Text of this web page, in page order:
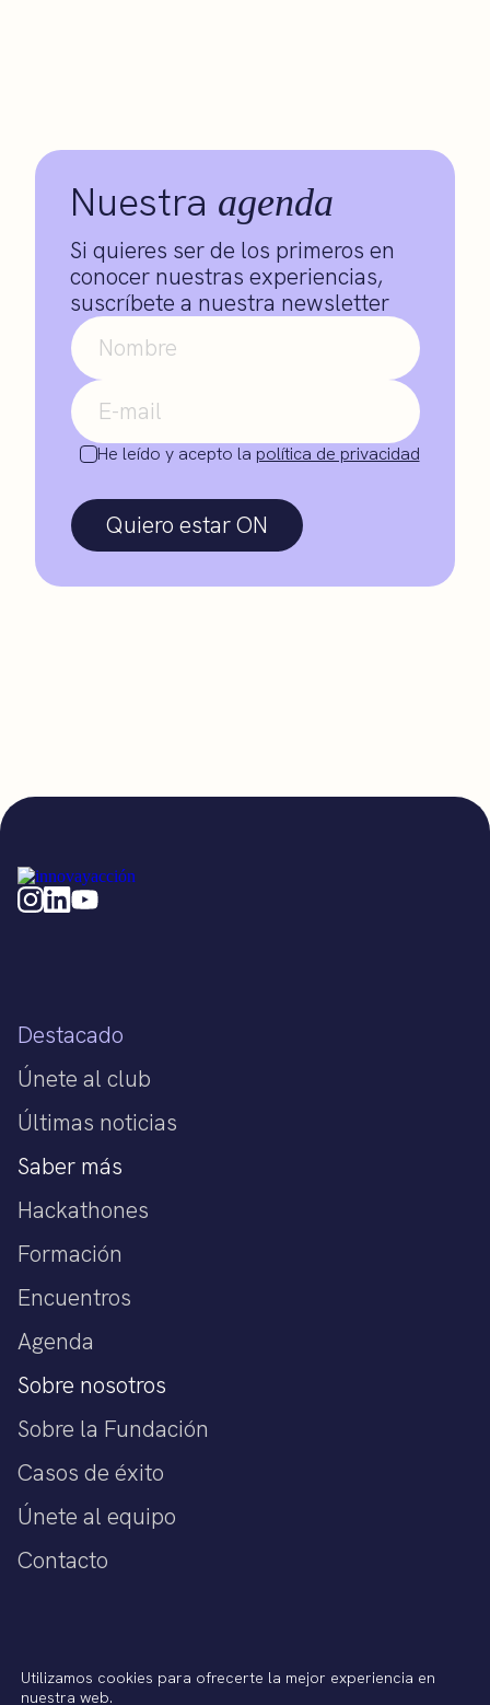
Nuestra agenda
Si quieres ser de los primeros en
conocer nuestras experiencias,
suscríbete a nuestra newsletter
He leído y acepto la política de privacidad
Quiero estar ON
Destacado
Únete al club
Últimas noticias
Saber más
Hackathones
Formación
Encuentros
Agenda
Sobre nosotros
Sobre la Fundación
Casos de éxito
Únete al equipo
Contacto
Política de privacidad
Utilizamos cookies para ofrecerte la mejor experiencia en
nuestra web.